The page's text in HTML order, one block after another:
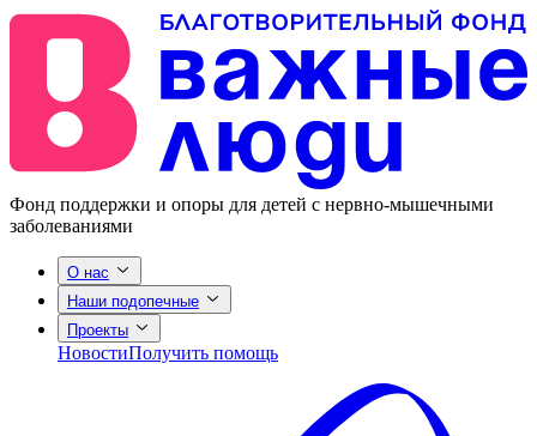
Фонд поддержки и опоры для детей с нервно-мышечными
заболеваниями
О нас
Наши подопечные
Проекты
НовостиПолучить помощь